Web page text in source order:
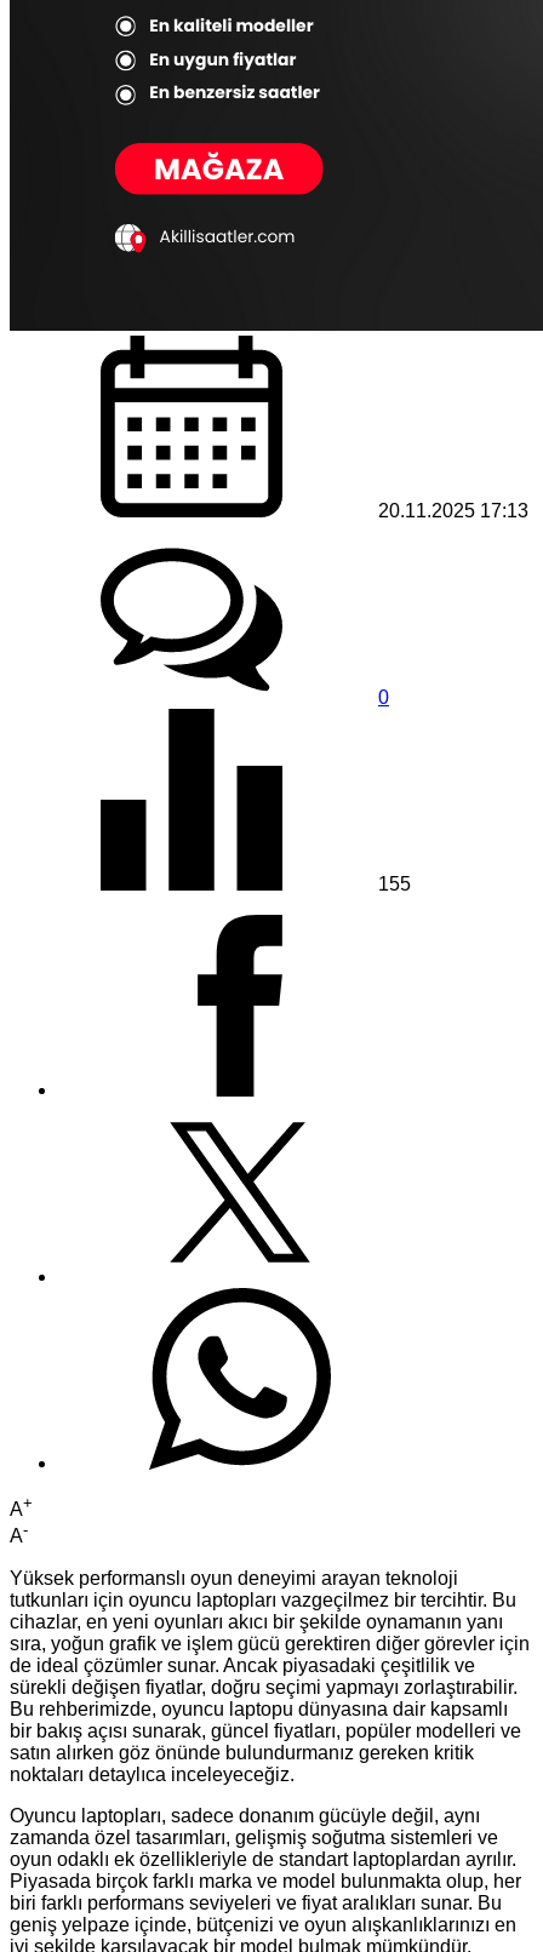
20.11.2025 17:13
0
155
A+
A-
Yüksek performanslı oyun deneyimi arayan teknoloji
tutkunları için oyuncu laptopları vazgeçilmez bir tercihtir. Bu
cihazlar, en yeni oyunları akıcı bir şekilde oynamanın yanı
sıra, yoğun grafik ve işlem gücü gerektiren diğer görevler için
de ideal çözümler sunar. Ancak piyasadaki çeşitlilik ve
sürekli değişen fiyatlar, doğru seçimi yapmayı zorlaştırabilir.
Bu rehberimizde, oyuncu laptopu dünyasına dair kapsamlı
bir bakış açısı sunarak, güncel fiyatları, popüler modelleri ve
satın alırken göz önünde bulundurmanız gereken kritik
noktaları detaylıca inceleyeceğiz.
Oyuncu laptopları, sadece donanım gücüyle değil, aynı
zamanda özel tasarımları, gelişmiş soğutma sistemleri ve
oyun odaklı ek özellikleriyle de standart laptoplardan ayrılır.
Piyasada birçok farklı marka ve model bulunmakta olup, her
biri farklı performans seviyeleri ve fiyat aralıkları sunar. Bu
geniş yelpaze içinde, bütçenizi ve oyun alışkanlıklarınızı en
iyi şekilde karşılayacak bir model bulmak mümkündür.